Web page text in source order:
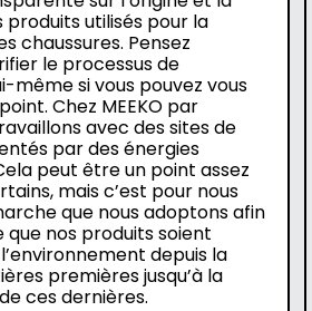
utilisés pour la
chaussures. Pensez
le processus de
même si vous pouvez vous
Chez MEEKO par
avec des sites de
par des énergies
peut être un point assez
mais c’est pour nous
que nous adoptons afin
nos produits soient
depuis la
premières jusqu’à la
ces dernières.